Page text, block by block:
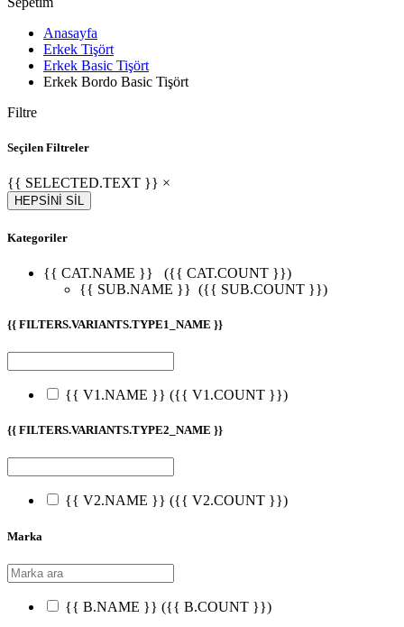
Anasayfa
Erkek Tişört
Erkek Basic Tişört
Erkek Bordo Basic Tişört
Filtre
Seçilen Filtreler
{{ SELECTED.TEXT }} ×
HEPSİNİ SİL
Kategoriler
{{ CAT.NAME }}
({{ CAT.COUNT }})
{{ SUB.NAME }} ({{ SUB.COUNT }})
{{ FILTERS.VARIANTS.TYPE1_NAME }}
{{ V1.NAME }} ({{ V1.COUNT }})
{{ FILTERS.VARIANTS.TYPE2_NAME }}
{{ V2.NAME }} ({{ V2.COUNT }})
Marka
{{ B.NAME }} ({{ B.COUNT }})